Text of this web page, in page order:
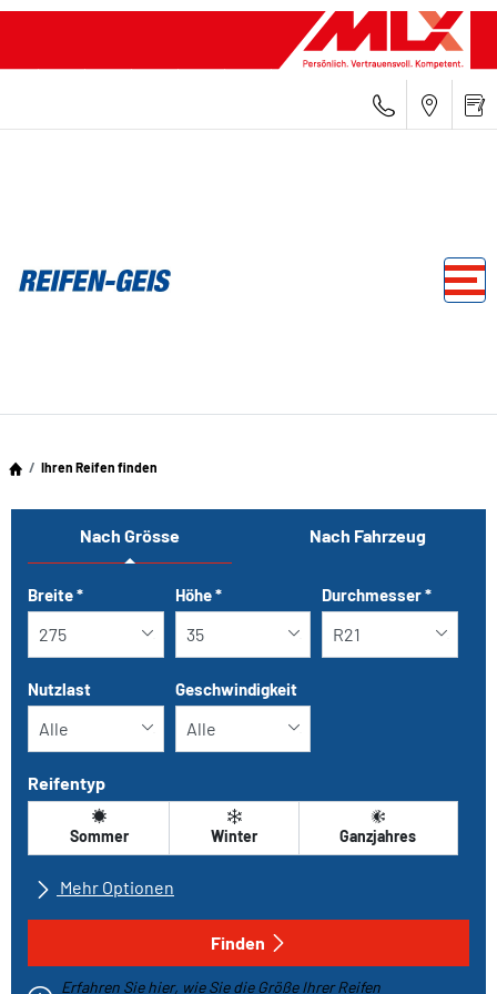
Ihren Reifen finden
Nach Grösse Nach Fahrzeug
Tab updated: Nach Grösse
Breite* Höhe* Durchmesser*
Nutzlast Geschwindigkeit
Reifentyp
Sommer Winter Ganzjahres
Mehr Optionen
Alle Marken
Finden
Erfahren Sie hier, wie Sie die Größe Ihrer Reifen